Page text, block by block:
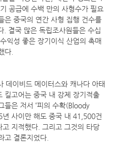
공급에 수백 만의 사형수가 필요
은 중국의 연간 사형 집행 건수를
. 결국 많은 독립조사원들은 수십
익성 좋은 장기이식 산업의 촉매
다.
데이비드 메이터스와 캐나다 아태
킬고어는 중국 내 강제 장기적출
들은 저서 ‘피의 수확(Bloody
사이만 해도 중국 내 41,500건
지적했다. 그리고 그것의 타당
고 결론지었다.